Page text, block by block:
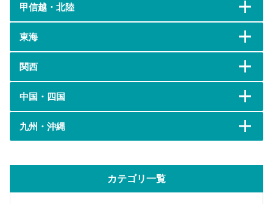
甲信越・北陸
東海
関西
中国・四国
九州・沖縄
カテゴリ一覧